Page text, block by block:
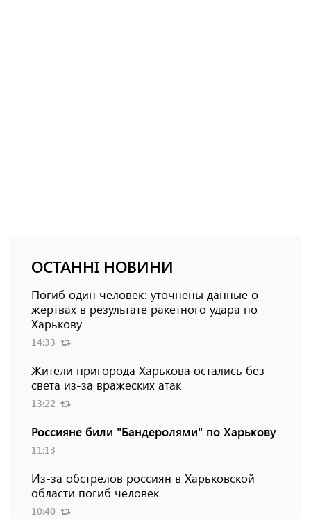
ОСТАННІ НОВИНИ
Погиб один человек: уточнены данные о
жертвах в результате ракетного удара по
Харькову
14:33
Жители пригорода Харькова остались без
света из-за вражеских атак
13:22
Россияне били "Бандеролями" по Харькову
11:13
Из-за обстрелов россиян в Харьковской
области погиб человек
10:40